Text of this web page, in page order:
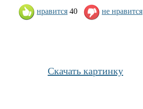
нравится 40 не нравится
Скачать картинку